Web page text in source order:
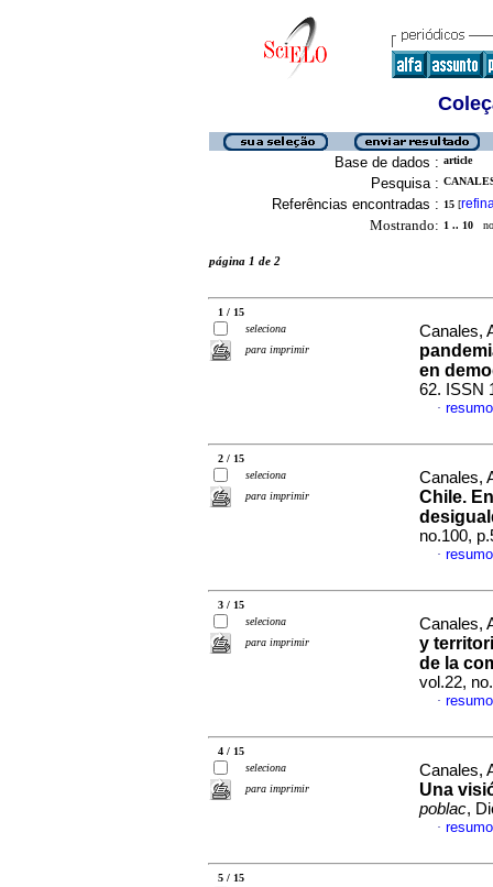
Base de dados : article
Pesquisa :
Referências encontradas : 15 [
Mostrando: 1 .. 10
página 1 de 2
1 / 15
seleciona
para imprimir
Canales,
en
62. ISSN
·
2 / 15
seleciona
para imprimir
Canales,
Chile.
no.100,
·
3 / 15
seleciona
para imprimir
Canales,
y
de la
vol.22,
·
4 / 15
seleciona
para imprimir
Canales,
Una
poblac,
·
5 / 15